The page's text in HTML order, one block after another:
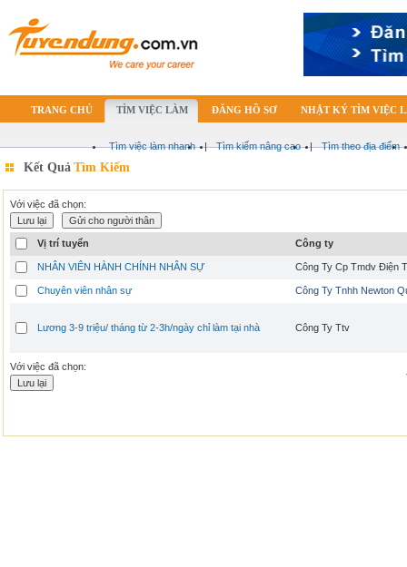
TRANG CHỦ TÌM VIỆC LÀM ĐĂNG HỒ SƠ NHẬT KÝ TÌM VIỆC
Tìm việc làm nhanh | Tìm kiếm nâng cao | Tìm theo địa điểm
Kết Quả Tìm Kiếm
Với việc đã chọn:
Vị trí tuyển Công ty
NHÂN VIÊN HÀNH CHÍNH NHÂN SỰ Công Ty Cp Tmdv Điện
Chuyên viên nhân sự Công Ty Tnhh Newton
Lương 3-9 triệu/ tháng từ 2-3h/ngày chỉ làm tại nhà Công Ty Ttv
Với việc đã chọn: